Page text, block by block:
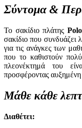
Σύντομα &
Το σακίδιο πλάτης
σακίδιο που συνδυάζει
για τις ανάγκες των
που το καθιστούν
πλεονέκτημά του
προσφέροντας αυξημένη
Μάθε κάθε
Διαθέτει: